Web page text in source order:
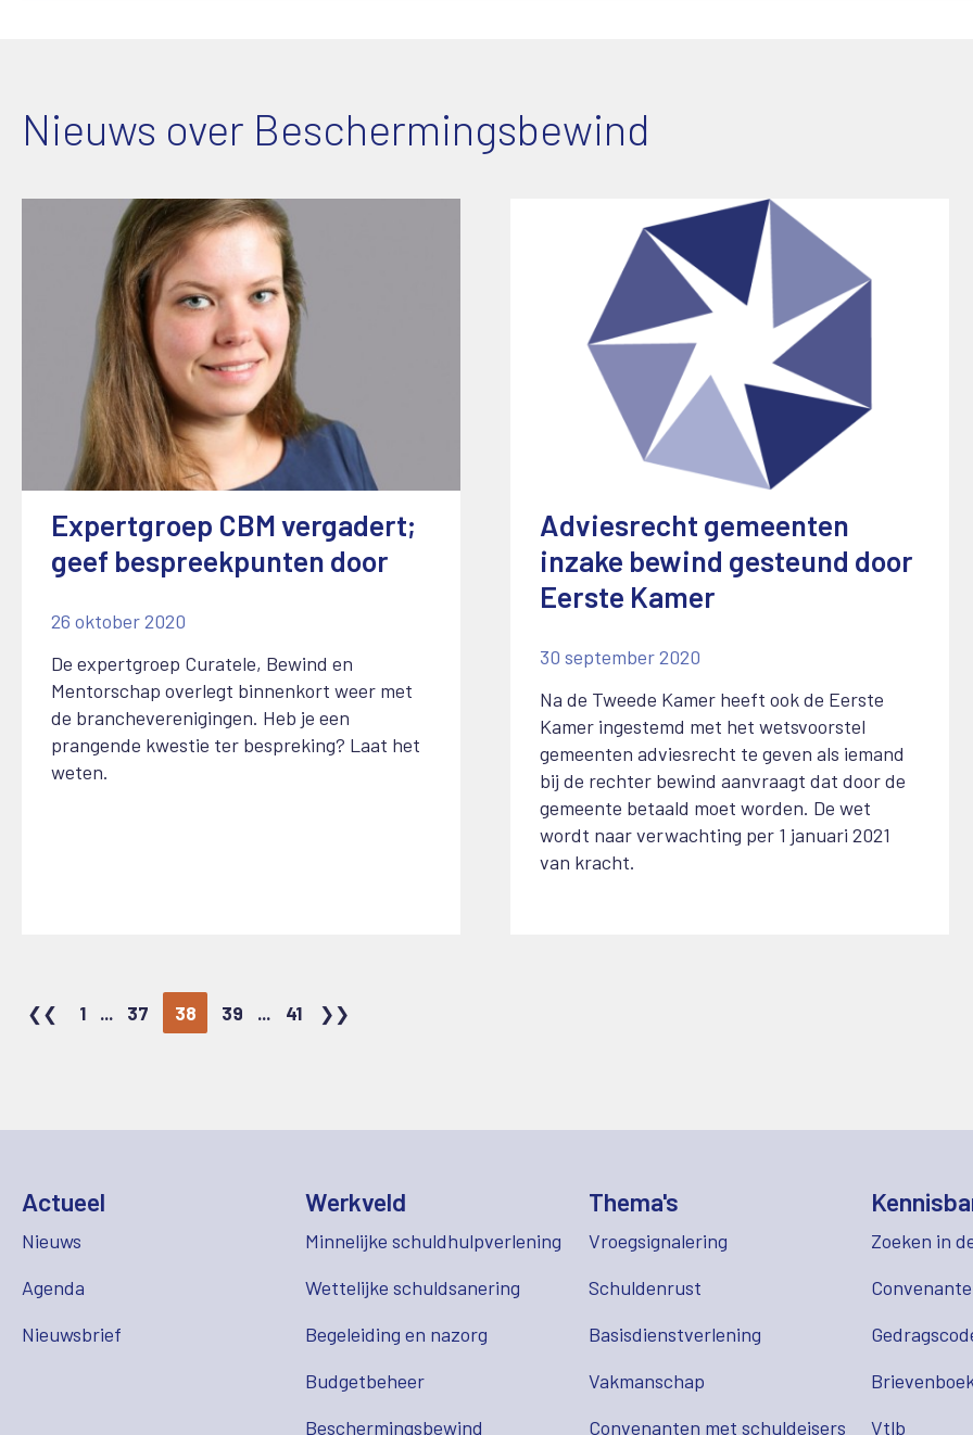
Nieuws over Beschermingsbewind
Expertgroep CBM vergadert;
geef bespreekpunten door
26 oktober 2020
De expertgroep Curatele, Bewind en
Mentorschap overlegt binnenkort weer met
de brancheverenigingen. Heb je een
prangende kwestie ter bespreking? Laat het
weten.
Adviesrecht gemeenten
inzake bewind gesteund door
Eerste Kamer
30 september 2020
Na de Tweede Kamer heeft ook de Eerste
Kamer ingestemd met het wetsvoorstel
gemeenten adviesrecht te geven als iemand
bij de rechter bewind aanvraagt dat door de
gemeente betaald moet worden. De wet
wordt naar verwachting per 1 januari 2021
van kracht.
1 ... 37 38 39 ... 41
Actueel
Nieuws
Agenda
Nieuwsbrief
Werkveld
Minnelijke schuldhulpverlening
Wettelijke schuldsanering
Begeleiding en nazorg
Budgetbeheer
Beschermingsbewind
Thema's
Vroegsignalering
Schuldenrust
Basisdienstverlening
Vakmanschap
Convenanten met schuldeisers
Zoeken in
Vtlb